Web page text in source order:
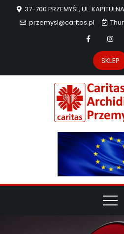
37-700 PRZEMYŚL, UL.
przemysl@caritas.pl
SKLEP